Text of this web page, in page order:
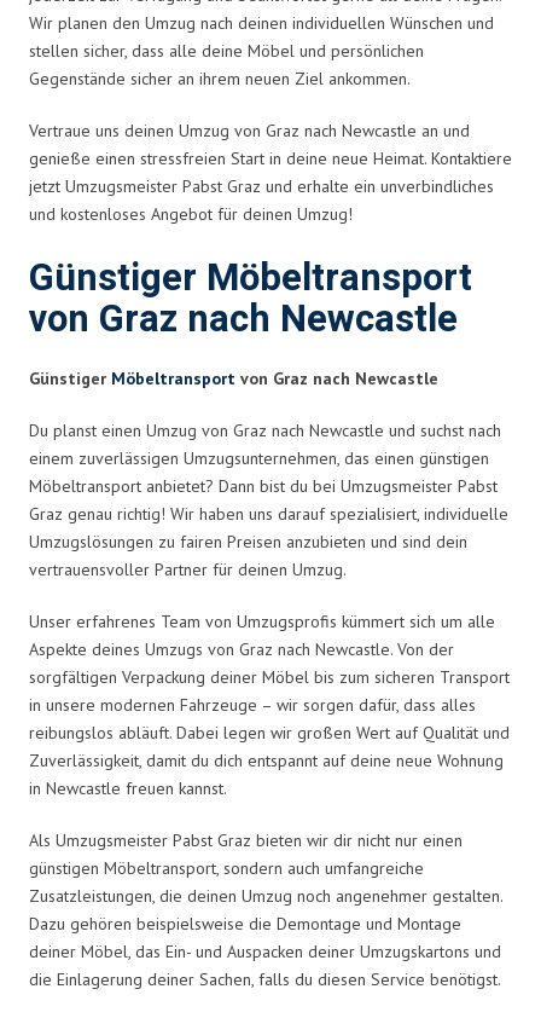
Wir planen den Umzug nach deinen individuellen Wünschen und
stellen sicher, dass alle deine Möbel und persönlichen
Gegenstände sicher an ihrem neuen Ziel ankommen.
Vertraue uns deinen Umzug von Graz nach Newcastle an und
genieße einen stressfreien Start in deine neue Heimat. Kontaktiere
jetzt Umzugsmeister Pabst Graz und erhalte ein unverbindliches
und kostenloses Angebot für deinen Umzug!
Günstiger Möbeltransport
von Graz nach Newcastle
Günstiger Möbeltransport von Graz nach Newcastle
Du planst einen Umzug von Graz nach Newcastle und suchst nach
einem zuverlässigen Umzugsunternehmen, das einen günstigen
Möbeltransport anbietet? Dann bist du bei Umzugsmeister Pabst
Graz genau richtig! Wir haben uns darauf spezialisiert, individuelle
Umzugslösungen zu fairen Preisen anzubieten und sind dein
vertrauensvoller Partner für deinen Umzug.
Unser erfahrenes Team von Umzugsprofis kümmert sich um alle
Aspekte deines Umzugs von Graz nach Newcastle. Von der
sorgfältigen Verpackung deiner Möbel bis zum sicheren Transport
in unsere modernen Fahrzeuge – wir sorgen dafür, dass alles
reibungslos abläuft. Dabei legen wir großen Wert auf Qualität und
Zuverlässigkeit, damit du dich entspannt auf deine neue Wohnung
in Newcastle freuen kannst.
Als Umzugsmeister Pabst Graz bieten wir dir nicht nur einen
günstigen Möbeltransport, sondern auch umfangreiche
Zusatzleistungen, die deinen Umzug noch angenehmer gestalten.
Dazu gehören beispielsweise die Demontage und Montage
deiner Möbel, das Ein- und Auspacken deiner Umzugskartons und
die Einlagerung deiner Sachen, falls du diesen Service benötigst.